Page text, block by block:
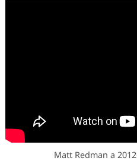
Matt Redman a